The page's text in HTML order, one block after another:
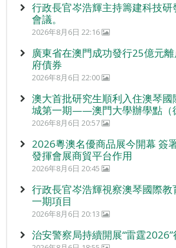
行政長官岑浩輝主持籌建科技研
會議。
2026年8月6日 22:16
廣東省在澳門成功發行25億元
府債券
2026年8月6日 22:00
澳大首批研究生順利入住澳琴國
城第一期——澳門大學辦學點（
2026年8月6日 20:57
2026粵澳名優商品展今開幕 簽
發揮會展商貿平台作用
2026年8月6日 20:45
行政長官岑浩輝視察澳琴國際
一期項目
2026年8月6日 20:13
治安警察局持續開展“雷霆2026”